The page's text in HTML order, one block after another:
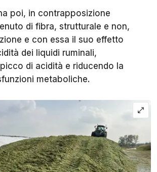
poi, in contrapposizione
di fibra, strutturale e non,
e con essa il suo effetto
dei liquidi ruminali,
di acidità e riducendo la
metaboliche.